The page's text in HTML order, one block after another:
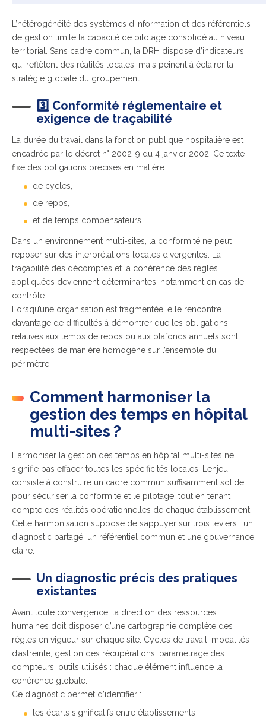
L’hétérogénéité des systèmes d’information et des référentiels
de gestion limite la capacité de pilotage consolidé au niveau
territorial. Sans cadre commun, la DRH dispose d’indicateurs
qui reflètent des réalités locales, mais peinent à éclairer la
stratégie globale du groupement.
3️⃣ Conformité réglementaire et
exigence de traçabilité
La durée du travail dans la fonction publique hospitalière est
encadrée par le décret n° 2002-9 du 4 janvier 2002. Ce texte
fixe des obligations précises en matière :
de cycles,
de repos,
et de temps compensateurs.
Dans un environnement multi-sites, la conformité ne peut
reposer sur des interprétations locales divergentes. La
traçabilité des décomptes et la cohérence des règles
appliquées deviennent déterminantes, notamment en cas de
contrôle.
Lorsqu’une organisation est fragmentée, elle rencontre
davantage de difficultés à démontrer que les obligations
relatives aux temps de repos ou aux plafonds annuels sont
respectées de manière homogène sur l’ensemble du
périmètre.
Comment harmoniser la
gestion des temps en hôpital
multi-sites ?
Harmoniser la gestion des temps en hôpital multi-sites ne
signifie pas effacer toutes les spécificités locales. L’enjeu
consiste à construire un cadre commun suffisamment solide
pour sécuriser la conformité et le pilotage, tout en tenant
compte des réalités opérationnelles de chaque établissement.
Cette harmonisation suppose de s’appuyer sur trois leviers : un
diagnostic partagé, un référentiel commun et une gouvernance
claire.
Un diagnostic précis des pratiques
existantes
Avant toute convergence, la direction des ressources
humaines doit disposer d’une cartographie complète des
règles en vigueur sur chaque site. Cycles de travail, modalités
d’astreinte, gestion des récupérations, paramétrage des
compteurs, outils utilisés : chaque élément influence la
cohérence globale.
Ce diagnostic permet d’identifier :
les écarts significatifs entre établissements ;